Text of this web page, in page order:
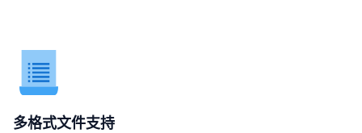
多格式文件支持